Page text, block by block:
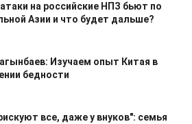
на российские НПЗ бьют по
Азии и что будет дальше?
Изучаем опыт Китая в
бедности
все, даже у внуков": семья